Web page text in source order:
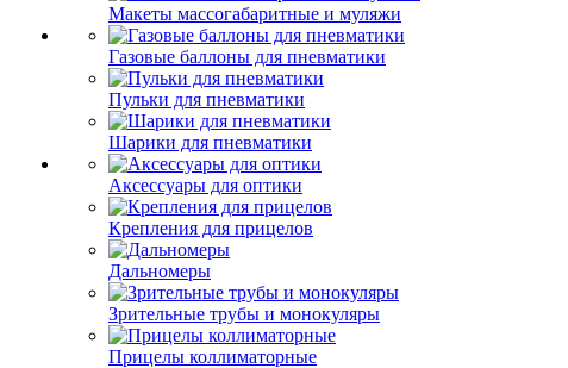
Макеты массогабаритные и муляжи
Газовые баллоны для пневматики
Пульки для пневматики
Шарики для пневматики
Аксессуары для оптики
Крепления для прицелов
Дальномеры
Зрительные трубы и монокуляры
Прицелы коллиматорные